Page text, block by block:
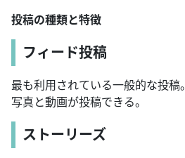
投稿の種類と特徴
フィード投稿
最も利用されている一般的な投稿。
写真と動画が投稿できる。
ストーリーズ